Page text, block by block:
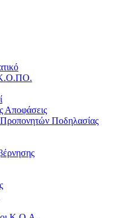
Κ.Ο.ΠΟ.
Αποφάσεις
Ποδηλασίας